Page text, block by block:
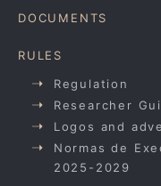
DOCUMENTS
RULES
Regulation
Researcher
Logos and
Normas de
2025-2029